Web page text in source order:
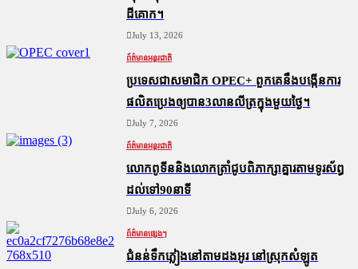
ដីគោក។
July 13, 2026
ព័ត៌មានអន្តរជាតិ
ប្រទេសជាសមាជិក OPEC+​ ពួកគេនឹងបង្កើនការ
ផលិតប្រេងឲ្យបាន3លានលីត្រក្នុងមួយថ្ងៃ។
July 7, 2026
ព័ត៌មានអន្តរជាតិ
លោកពូទីននិងលោកត្រាំជូបពិភាក្សាគ្នារតាមទូរស័ព្ធ
ដល់ទៅ90នាទី
July 6, 2026
ព័ត៌មានផ្សេងៗ
ជំនន់​ទឹកភ្លៀង​នៅ​តាម​ដងអូរ​ នៅ​ស្រុក​សំឡូត​